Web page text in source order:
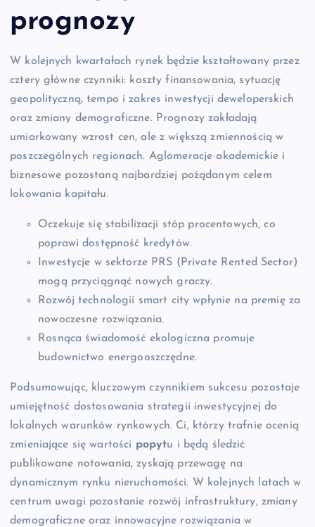
prognozy
W kolejnych kwartałach rynek będzie kształtowany przez
cztery główne czynniki: koszty finansowania, sytuację
geopolityczną, tempo i zakres inwestycji deweloperskich
oraz zmiany demograficzne. Prognozy zakładają
umiarkowany wzrost cen, ale z większą zmiennością w
poszczególnych regionach. Aglomeracje akademickie i
biznesowe pozostaną najbardziej pożądanym celem
lokowania kapitału.
Oczekuje się stabilizacji stóp procentowych, co
poprawi dostępność kredytów.
Inwestycje w sektorze PRS (Private Rented Sector)
mogą przyciągnąć nowych graczy.
Rozwój technologii smart city wpłynie na premię za
nowoczesne rozwiązania.
Rosnąca świadomość ekologiczna promuje
budownictwo energooszczędne.
Podsumowując, kluczowym czynnikiem sukcesu pozostaje
umiejętność dostosowania strategii inwestycyjnej do
lokalnych warunków rynkowych. Ci, którzy trafnie ocenią
zmieniające się wartości popytu i będą śledzić
publikowane notowania, zyskają przewagę na
dynamicznym rynku nieruchomości. W kolejnych latach w
centrum uwagi pozostanie rozwój infrastruktury, zmiany
demograficzne oraz innowacyjne rozwiązania w